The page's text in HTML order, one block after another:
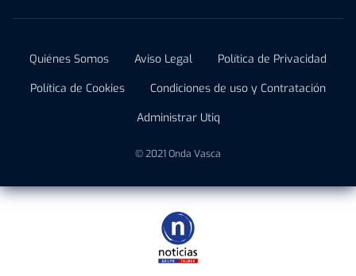
Quiénes Somos Aviso Legal
Política de Privacidad
Política de Cookies
Condiciones de uso y Contratación
Administrar Utiq
© 2021 Onda Vasca